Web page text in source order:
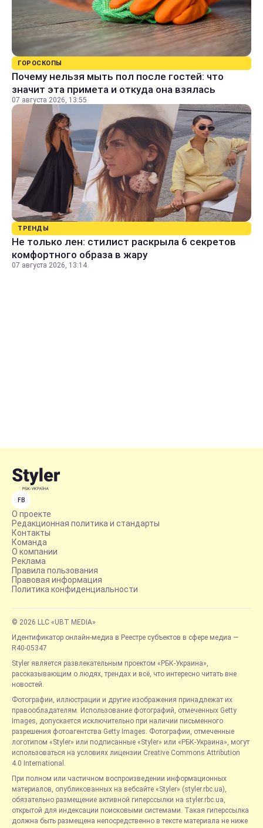
ГОРОСКОПЫ
Почему нельзя мыть пол после гостей: что
значит эта примета и откуда она взялась
07 августа 2026, 13:55
ТРЕНДЫ
Не только лен: стилист раскрыла 6 секретов
комфортного образа в жару
07 августа 2026, 13:14
FB
О проекте
Редакционная политика и стандарты
Контакты
Команда
О компании
Реклама
Правила пользования
Правовая информация
Политика конфиденциальности
© 2026 LLC «UBT MEDIA»
Идентификатор онлайн-медиа в Реестре субъектов в сфере медиа —
R40-05347
Styler является развлекательным проектом «РБК-Украина»,
рассказывающим о людях, трендах и всё, что интересно читать вне
новостей.
Фотографии, иллюстрации и другие изображения принадлежат их
правообладателям. Использование фотографий, отмеченных Getty
Images, допускается исключительно при наличии письменного
разрешения фотоагентства Getty Images. Фотографии, отмеченные
логотипом «Styler» или подписанные «Styler» или «РБК-Украина», могут
использоваться на условиях лицензии Creative Commons Attribution
4.0 International.
При полном или частичном воспроизведении информационных
материалов, опубликованных на вебсайте «Styler» (styler.rbc.ua),
обязательно размещение активной гиперссылки на styler.rbc.ua,
открытой для индексации поисковыми системами. Такая гиперссылка
должна быть размещена непосредственно в тексте материала не ниже